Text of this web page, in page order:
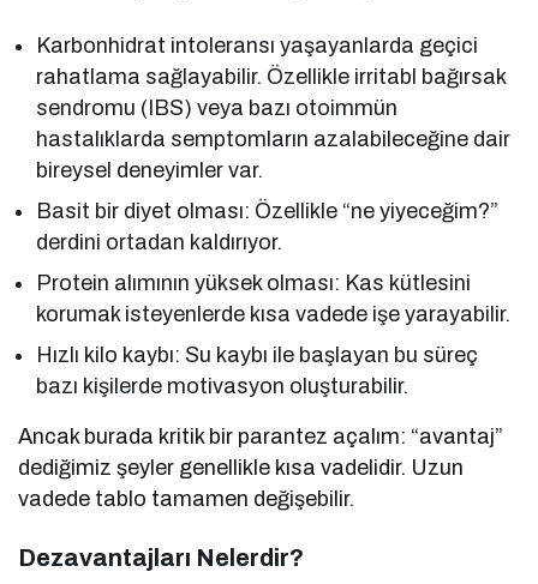
Karbonhidrat intoleransı yaşayanlarda geçici
rahatlama sağlayabilir. Özellikle irritabl bağırsak
sendromu (IBS) veya bazı otoimmün
hastalıklarda semptomların azalabileceğine dair
bireysel deneyimler var.
Basit bir diyet olması: Özellikle “ne yiyeceğim?”
derdini ortadan kaldırıyor.
Protein alımının yüksek olması: Kas kütlesini
korumak isteyenlerde kısa vadede işe yarayabilir.
Hızlı kilo kaybı: Su kaybı ile başlayan bu süreç
bazı kişilerde motivasyon oluşturabilir.
Ancak burada kritik bir parantez açalım: “avantaj”
dediğimiz şeyler genellikle kısa vadelidir. Uzun
vadede tablo tamamen değişebilir.
Dezavantajları Nelerdir?